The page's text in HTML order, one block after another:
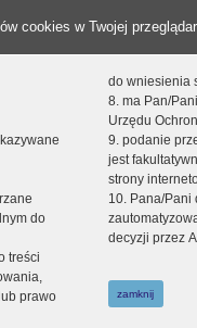
cookies w Twojej
do
treści
prawo
do wniesienia
8. ma Pan/
Urzędu
9. podanie
jest
strony
10. Pana/Pani
decyzji przez
zamknij